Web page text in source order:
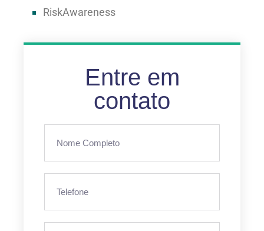
RiskAwareness
Entre em
contato